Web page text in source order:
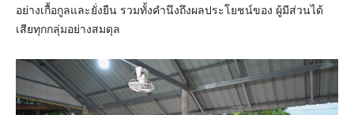
อย่างเกื้อกูลและยั่งยืน รวมทั้งคำนึงถึงผลประโยชน์ของ ผู้มีส่วนได้
เสียทุกกลุ่มอย่างสมดุล